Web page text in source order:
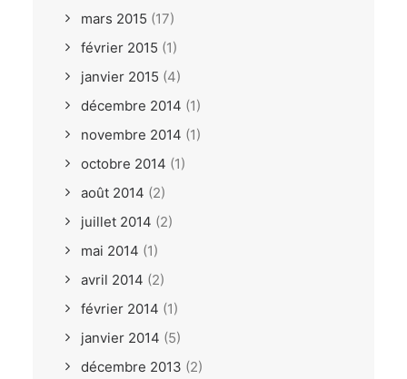
mars 2015 (17)
février 2015 (1)
janvier 2015 (4)
décembre 2014 (1)
novembre 2014 (1)
octobre 2014 (1)
août 2014 (2)
juillet 2014 (2)
mai 2014 (1)
avril 2014 (2)
février 2014 (1)
janvier 2014 (5)
décembre 2013 (2)